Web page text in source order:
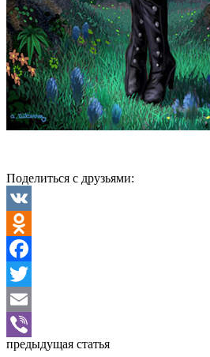
Поделиться с друзьями:
VK
Odnoklassniki
Facebook
Twitter
Email
Viber
предыдущая статья